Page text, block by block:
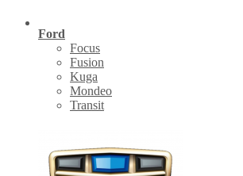
Ford
Focus
Fusion
Kuga
Mondeo
Transit